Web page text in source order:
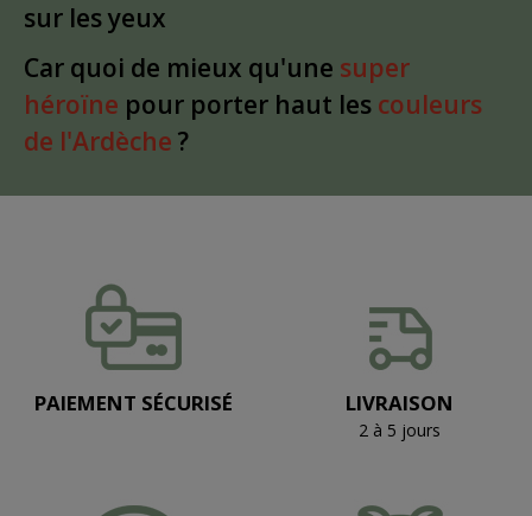
sur les yeux
Car quoi de mieux qu'une super
héroïne pour porter haut les couleurs
de l'Ardèche ?
PAIEMENT SÉCURISÉ LIVRAISON
2 à 5 jours